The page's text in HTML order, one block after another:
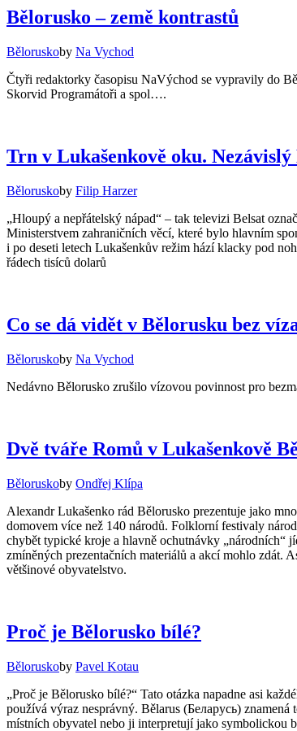
Bělorusko – země kontrastů
Běloruskoby Na Vychod
Čtyři redaktorky časopisu NaVýchod se vypravily do
Skorvid Programátoři a spol….
Trn v Lukašenkově oku.
Běloruskoby Filip Harzer
„Hloupý a nepřátelský nápad“ – tak televizi Belsat
Ministerstvem zahraničních věcí, které bylo hlavním
i po deseti letech Lukašenkův režim hází klacky pod
řádech tisíců dolarů
Co se dá vidět v Bělorusku bez
Běloruskoby Na Vychod
Nedávno Bělorusko zrušilo vízovou povinnost pro
Dvě tváře Romů v Lukašenkově
Běloruskoby Ondřej Klípa
Alexandr Lukašenko rád Bělorusko prezentuje jako
domovem více než 140 národů. Folklorní festivaly
chybět typické kroje a hlavně ochutnávky „národních“
zmíněných prezentačních materiálů a akcí mohlo zdát.
většinové obyvatelstvo.
Proč je Bělorusko bílé?
Běloruskoby Pavel Kotau
„Proč je Bělorusko bílé?“ Tato otázka napadne asi
používá výraz nesprávný. Bělarus (Беларусь)
místních obyvatel nebo ji interpretují jako symbolickou